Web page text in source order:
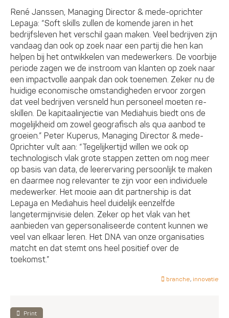
René Janssen, Managing Director & mede-oprichter
Lepaya: “Soft skills zullen de komende jaren in het
bedrijfsleven het verschil gaan maken. Veel bedrijven zijn
vandaag dan ook op zoek naar een partij die hen kan
helpen bij het ontwikkelen van medewerkers. De voorbije
periode zagen we de instroom van klanten op zoek naar
een impactvolle aanpak dan ook toenemen. Zeker nu de
huidige economische omstandigheden ervoor zorgen
dat veel bedrijven versneld hun personeel moeten re-
skillen. De kapitaalinjectie van Mediahuis biedt ons de
mogelijkheid om zowel geografisch als qua aanbod te
groeien.” Peter Kuperus, Managing Director & mede-
0prichter vult aan: “Tegelijkertijd willen we ook op
technologisch vlak grote stappen zetten om nog meer
op basis van data, de leerervaring persoonlijk te maken
en daarmee nog relevanter te zijn voor een individuele
medewerker. Het mooie aan dit partnership is dat
Lepaya en Mediahuis heel duidelijk eenzelfde
langetermijnvisie delen. Zeker op het vlak van het
aanbieden van gepersonaliseerde content kunnen we
veel van elkaar leren. Het DNA van onze organisaties
matcht en dat stemt ons heel positief over de
toekomst.”
branche, innovatie
Print